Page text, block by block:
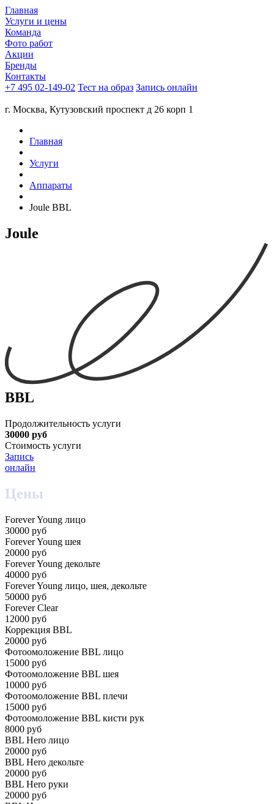
Главная
Услуги и цены
Команда
Фото работ
Акции
Бренды
Контакты
+7 495 02-149-02 Тест на образ Запись онлайн
г. Москва, Кутузовский проспект д 26 корп 1
Главная
Услуги
Аппараты
Joule BBL
Joule
BBL
Продолжительность услуги
30000 руб
Стоимость услуги
Запись
онлайн
Цены
Forever Young лицо
30000 руб
Forever Young шея
20000 руб
Forever Young декольте
40000 руб
Forever Young лицо, шея, декольте
50000 руб
Forever Clear
12000 руб
Коррекция BBL
20000 руб
Фотоомоложение BBL лицо
15000 руб
Фотоомоложение BBL шея
10000 руб
Фотоомоложение BBL плечи
15000 руб
Фотоомоложение BBL кисти рук
8000 руб
BBL Hero лицо
20000 руб
BBL Hero декольте
20000 руб
BBL Hero руки
20000 руб